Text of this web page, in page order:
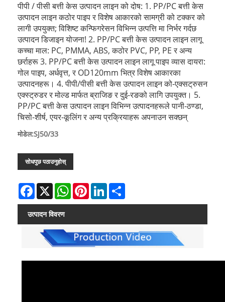
पीपी / पीसी बत्ती केस उत्पादन लाइन को दोष: 1. PP/PC बत्ती केस
उत्पादन लाइन कठोर पाइप र विशेष आकारको सामग्री को टक्कर को
लागी उपयुक्त; विशिष्ट कन्फिगरेसन विभिन्न उत्पत्ति मा निर्भर गर्दछ
उत्पादन डिजाइन योजना! 2. PP/PC बत्ती केस उत्पादन लाइन लागू
कच्चा माल: PC, PMMA, ABS, कठोर PVC, PP, PE र अन्य
छर्राहरू 3. PP/PC बत्ती केस उत्पादन लाइन लागू पाइप व्यास दायरा:
गोल पाइप, अर्धवृत्त, र OD120mm भित्र विशेष आकारका
उत्पादनहरू। 4. पीपी/पीसी बत्ती केस उत्पादन लाइन को-एक्सट्रुसन
एक्स्ट्रुडर र मोल्ड मार्फत ब्राजिङ र दुई-रङको लागि उपयुक्त। 5.
PP/PC बत्ती केस उत्पादन लाइन विभिन्न उत्पादनहरूले पानी-ठण्डा,
चिसो-शीर्ष, एयर-कूलिंग र अन्य प्रक्रियाहरू अपनाउन सक्छन्
मोडेल:SJ50/33
सोधपुछ पठाउनुहोस्
Facebook
X WhatsAppPinterestLinkedIn
उत्पादन विवरण